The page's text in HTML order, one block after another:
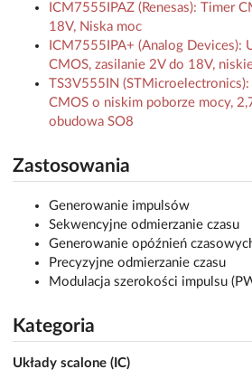
ICM7555IPAZ (Renesas): Timer
18V, Niska moc
ICM7555IPA+ (Analog Devices):
CMOS, zasilanie 2V do 18V,
TS3V555IN
CMOS o niskim poborze mocy,
obudowa SO8
Zastosowania
Generowanie impulsów
Sekwencyjne odmierzanie czasu
Generowanie opóźnień
Precyzyjne odmierzanie czasu
Modulacja szerokości impulsu
Kategoria
Układy scalone (IC)